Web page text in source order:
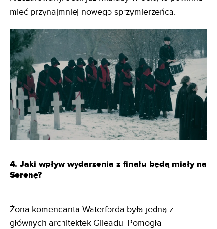
mieć przynajmniej nowego sprzymierzeńca.
4. Jaki wpływ wydarzenia z finału będą miały na
Serenę?
Żona komendanta Waterforda była jedną z
głównych architektek Gileadu. Pomogła